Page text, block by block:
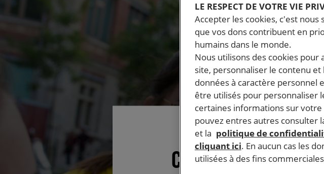
Mon espace
Connexion
LE RESPECT DE VOTRE VIE
Accepter les cookies, c'est
que vos dons contribuent en
humains dans le monde.
Nous utilisons des cookies
site, personnaliser le contenu
données à caractère personnel
être utilisés pour personnaliser
certaines informations sur
pouvez entres autres consulter
et la politique de
cliquant ici. En aucun cas les
utilisées à des fins